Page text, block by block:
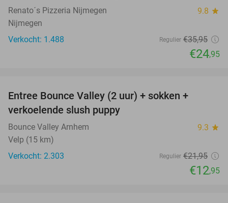
Renato´s Pizzeria Nijmegen 9.8 star
Nijmegen
Verkocht: 1.488
Regulier €35,95
€24,95
Entree Bounce Valley (2 uur) + sokken +
verkoelende slush puppy
Bounce Valley Arnhem 9.3 star
Velp (15 km)
Verkocht: 2.303
Regulier €21,95
€12,95